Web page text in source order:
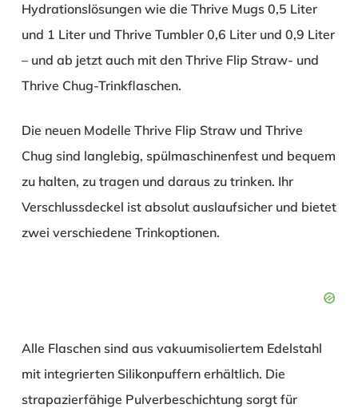
Hydrationslösungen wie die Thrive Mugs 0,5 Liter
und 1 Liter und Thrive Tumbler 0,6 Liter und 0,9 Liter
– und ab jetzt auch mit den Thrive Flip Straw- und
Thrive Chug-Trinkflaschen.
Die neuen Modelle Thrive Flip Straw und Thrive
Chug sind langlebig, spülmaschinenfest und bequem
zu halten, zu tragen und daraus zu trinken. Ihr
Verschlussdeckel ist absolut auslaufsicher und bietet
zwei verschiedene Trinkoptionen.
Alle Flaschen sind aus vakuumisoliertem Edelstahl
mit integrierten Silikonpuffern erhältlich. Die
strapazierfähige Pulverbeschichtung sorgt für